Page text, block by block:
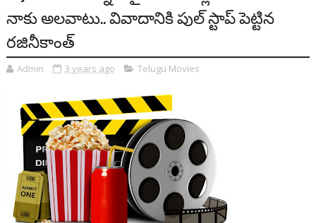
నాకు అలవాటు.. వివాదానికి పుల్ స్టాప్ పెట్టిన
రజినీకాంత్
Admin 3 years ago Telugu Movies